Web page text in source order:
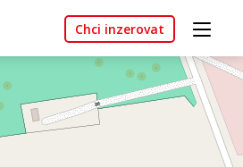
Chci inzerovat